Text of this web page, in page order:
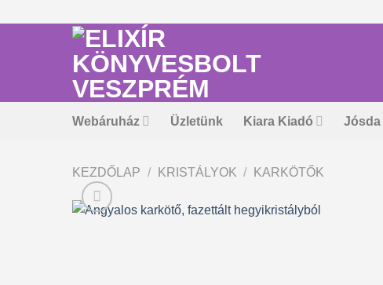
Webáruház Üzletünk Kiara Kiadó Jósda
KEZDŐLAP / KRISTÁLYOK / KARKÖTŐK